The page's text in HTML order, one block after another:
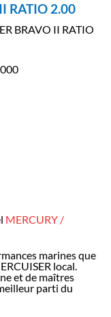
RATIO 2.00
BRAVO II RATIO
MERCURY /
marines que
local.
et de maîtres
parti du